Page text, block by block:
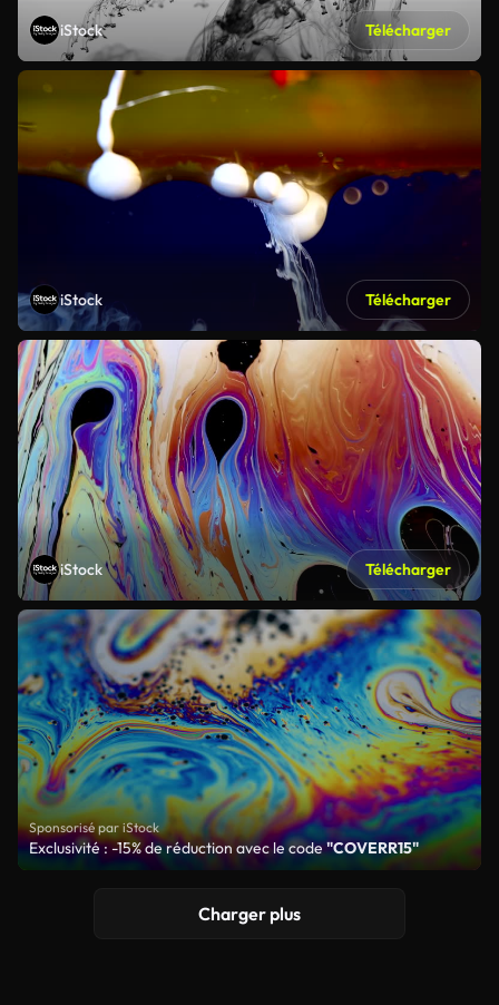
iStock Télécharger
iStock Télécharger
iStock Télécharger
Sponsorisé par iStock
Exclusivité : -15% de réduction avec le code"COVERR15"
Charger plus